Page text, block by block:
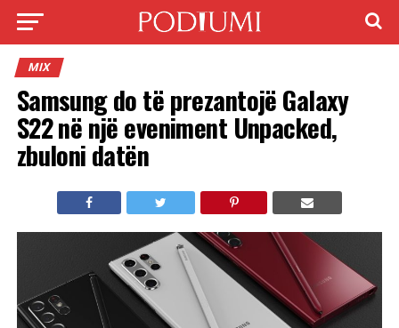
MIX
Samsung do të prezantojë Galaxy
S22 në një eveniment Unpacked,
zbuloni datën